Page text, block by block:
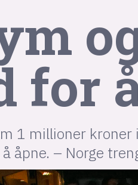
for
1 millioner
åpne. – Norge
IoT design